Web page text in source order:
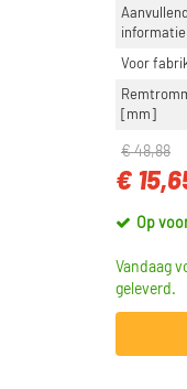
informatie
Voor
[mm]
€ 48,88
€
Op
Vandaag
geleverd.